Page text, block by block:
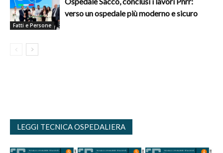
Fatti e Persone
verso un ospedale più moderno e sicuro
LEGGI TECNICA OSPEDALIERA